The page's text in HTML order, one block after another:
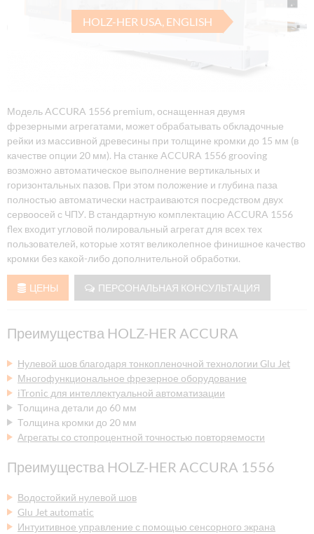
HOLZ-HER USA, ENGLISH
Модель ACCURA 1556 premium, оснащенная двумя
фрезерными агрегатами, может обрабатывать обкладочные
рейки из массивной древесины при толщине кромки до 15 мм (в
качестве опции 20 мм). На станке ACCURA 1556 grooving
возможно автоматическое выполнение вертикальных и
горизонтальных пазов. При этом положение и глубина паза
полностью автоматически настраиваются посредством двух
сервоосей с ЧПУ. В стандартную комплектацию ACCURA 1556
flex входит угловой полировальный агрегат для всех тех
пользователей, которые хотят великолепное финишное качество
кромки без какой-либо дополнительной обработки.
ЦЕНЫ ПЕРСОНАЛЬНАЯ КОНСУЛЬТАЦИЯ
Преимущества HOLZ-HER ACCURA
Нулевой шов благодаря тонкопленочной технологии Glu Jet
Многофункциональное фрезерное оборудование
iTronic для интеллектуальной автоматизации
Толщина детали до 60 мм
Толщина кромки до 20 мм
Агрегаты со стопроцентной точностью повторяемости
Преимущества HOLZ-HER ACCURA 1556
Водостойкий нулевой шов
Glu Jet automatic
Интуитивное управление с помощью сенсорного экрана